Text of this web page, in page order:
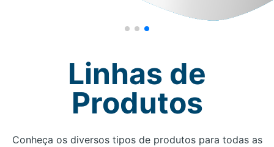
Linhas de
Produtos
Conheça os diversos tipos de produtos para todas as